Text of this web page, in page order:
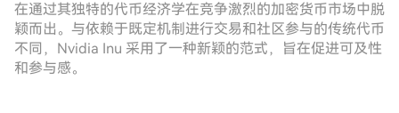
在通过其独特的代币经济学在竞争激烈的加密货币市场中脱
颖而出。与依赖于既定机制进行交易和社区参与的传统代币
不同，Nvidia Inu 采用了一种新颖的范式，旨在促进可及性
和参与感。